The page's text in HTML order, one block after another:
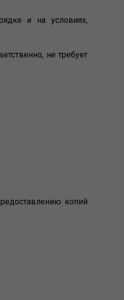
и на условиях,
не требует
копий